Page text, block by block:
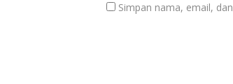
Simpan nama, email,